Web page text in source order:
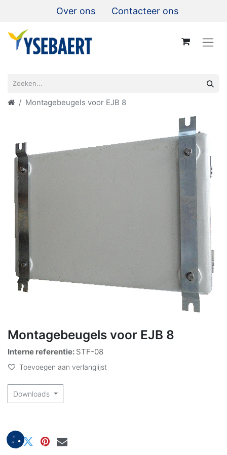
Over ons Contacteer ons
Montagebeugels voor EJB 8
Montagebeugels voor EJB 8
Interne referentie: STF-08
Toevoegen aan verlanglijst
Downloads